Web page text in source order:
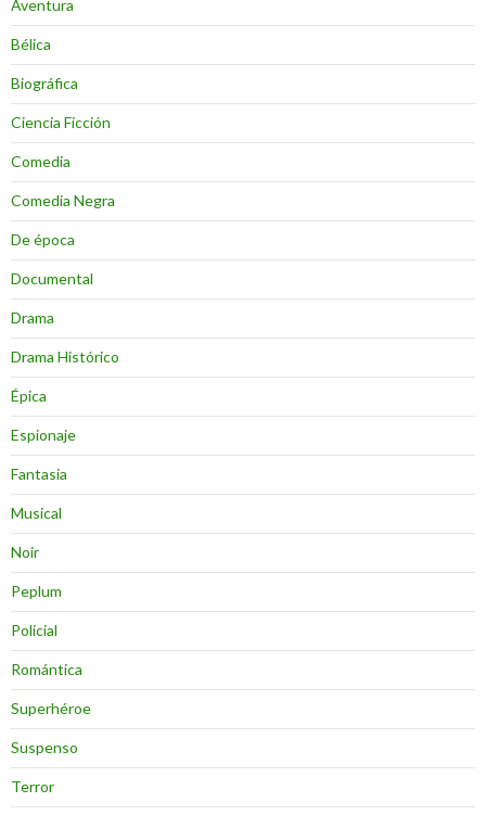
Aventura
Bélica
Biográfica
Ciencia Ficción
Comedia
Comedia Negra
De época
Documental
Drama
Drama Histórico
Épica
Espionaje
Fantasia
Musical
Noir
Peplum
Policial
Romántica
Superhéroe
Suspenso
Terror